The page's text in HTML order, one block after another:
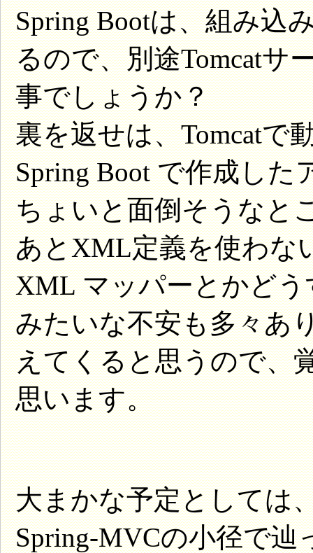
Spring Bootは、組み込
るので、別途Tomcatサ
事でしょうか？
裏を返せは、Tomcatで
Spring Boot で作成し
ちょいと面倒そうなと
あとXML定義を使わな
XML マッパーとかど
みたいな不安も多々あ
えてくると思うので、
思います。
大まかな予定としては
Spring-MVCの小径で辿